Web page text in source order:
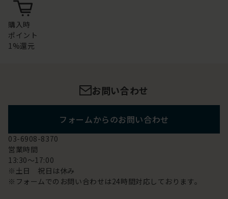
購入時
ポイント
1%還元
お問い合わせ
フォームからのお問い合わせ
03-6908-8370
営業時間
13:30～17:00
※土日 祝日は休み
※フォームでのお問い合わせは24時間対応しております。